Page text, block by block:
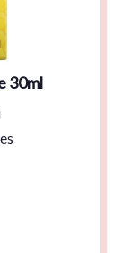
30ml